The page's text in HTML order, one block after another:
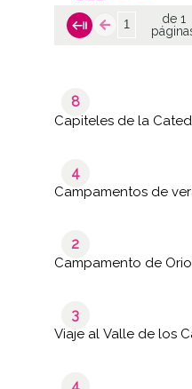
de 1
8
Capiteles de la
4
Campamentos de
2
Campamento de Orio
3
Viaje al Valle de los
4